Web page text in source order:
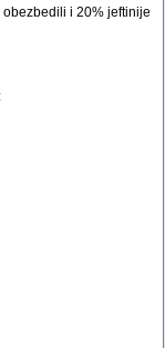
i 20% jeftinije